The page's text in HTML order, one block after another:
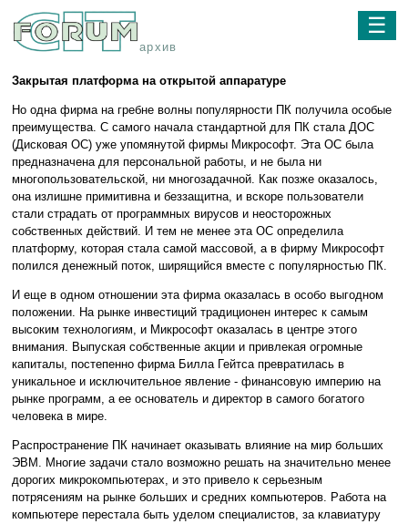
архив
☰
Закрытая платформа на открытой аппаратуре
Но одна фирма на гребне волны популярности ПК получила особые
преимущества. С самого начала стандартной для ПК стала ДОС
(Дисковая ОС) уже упомянутой фирмы Микрософт. Эта ОС была
предназначена для персональной работы, и не была ни
многопользовательской, ни многозадачной. Как позже оказалось,
она излишне примитивна и беззащитна, и вскоре пользователи
стали страдать от программных вирусов и неосторожных
собственных действий. И тем не менее эта ОС определила
платформу, которая стала самой массовой, а в фирму Микрософт
полился денежный поток, ширящийся вместе с популярностью ПК.
И еще в одном отношении эта фирма оказалась в особо выгодном
положении. На рынке инвестиций традиционен интерес к самым
высоким технологиям, и Микрософт оказалась в центре этого
внимания. Выпуская собственные акции и привлекая огромные
капиталы, постепенно фирма Билла Гейтса превратилась в
уникальное и исключительное явление - финансовую империю на
рынке программ, а ее основатель и директор в самого богатого
человека в мире.
Распространение ПК начинает оказывать влияние на мир больших
ЭВМ. Многие задачи стало возможно решать на значительно менее
дорогих микрокомпьютерах, и это привело к серьезным
потрясениям на рынке больших и средних компьютеров. Работа на
компьютере перестала быть уделом специалистов, за клавиатуру